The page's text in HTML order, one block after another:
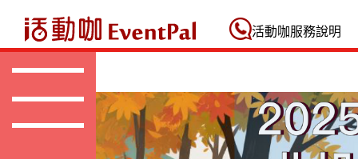
活動咖 Eventpal
活動咖服務說明